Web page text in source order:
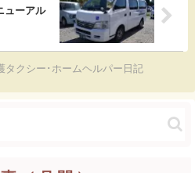
ューアル
タクシー･ホームヘルパー日記